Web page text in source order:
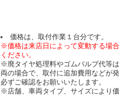
価格は、取付作業１台分です。
※価格は来店日によって変動する場
ください。
※廃タイヤ処理料やゴムバルブ代等
両の場合で、取付に追加費用などが
必ずご確認をお願いいたします。
※店舗、車両タイプ、サイズにより